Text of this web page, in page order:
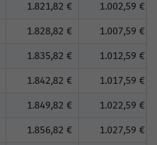
1.821,82 € 1.002,59 €
1.828,82 € 1.007,59 €
1.835,82 € 1.012,59 €
1.842,82 € 1.017,59 €
1.849,82 € 1.022,59 €
1.856,82 € 1.027,59 €